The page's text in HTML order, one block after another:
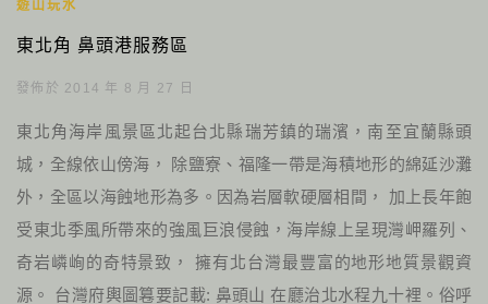
遊山玩水
東北角 鼻頭港服務區
發佈於 2014 年 8 月 27 日
東北角海岸風景區北起台北縣瑞芳鎮的瑞濱，南至宜蘭縣頭
城，全線依山傍海， 除鹽寮、福隆一帶是海積地形的綿延沙灘
外，全區以海蝕地形為多。因為岩層軟硬層相間， 加上長年飽
受東北季風所帶來的強風巨浪侵蝕，海岸線上呈現灣岬羅列、
奇岩嶙峋的奇特景致， 擁有北台灣最豐富的地形地質景觀資
源。 台灣府輿圖篹要記載: 鼻頭山 在廳治北水程九十裡。俗呼